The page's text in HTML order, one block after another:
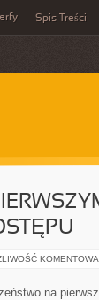
Spis Treści
na